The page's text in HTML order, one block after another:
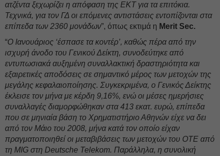
ατζέντα ξεχωρίζει η απόφαση της ΕΚΤ για τα επιτόκια.
Τεχνικά, για τον ΓΔ οι επόμενες αντιστάσεις εντοπίζονται στα
επίπεδα των 2360 μονάδων”, όπως εκτιμά η Merit Sec.
“Ο Ιανουάριος ‘έσπασε τα κοντέρ’, καθώς πέρα από την
ισχυρή άνοδο του Γενικού Δείκτη, συνοδεύτηκε από
εντυπωσιακά αυξημένη συναλλακτική δραστηριότητα και
εξαιρετικές αποδόσεις σε σημαντικό μέρος των μετοχών της
μεγάλης κεφαλαιοποίησης. Συγκεκριμένα, ο Γενικός Δείκτης
έκλεισε τον μήνα με κέρδη 9,16%, ενώ οι μέσες ημερήσιες
συναλλαγές διαμορφώθηκαν στα 413 εκατ. ευρώ, επίπεδα
που σε μηνιαία βάση το Χρηματιστήριο Αθηνών είχε να δει
από τον Μάιο του 2008, μήνα κατά τον οποίο είχαν
πραγματοποιηθεί οι μεταβιβάσεις των μετοχών του ΟΤΕ από
τη MIG στη Deutsche Telekom. Παράλληλα, η συνολική